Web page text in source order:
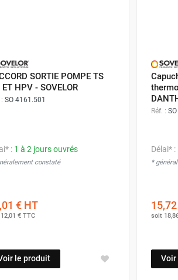
SORTIE POMPE TS
ET HPV - SOVELOR
SO 4161.501
: 1 à 2 jours ouvrés
constaté
€ HT
12,01 € TTC
le produit
Réf. :
Délai* :
*
soit
Voir